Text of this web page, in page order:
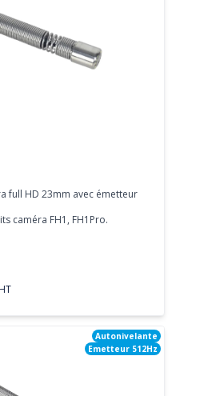
full HD 23mm avec émetteur
caméra FH1, FH1Pro.
HT
Autonivelante
Emetteur 512Hz